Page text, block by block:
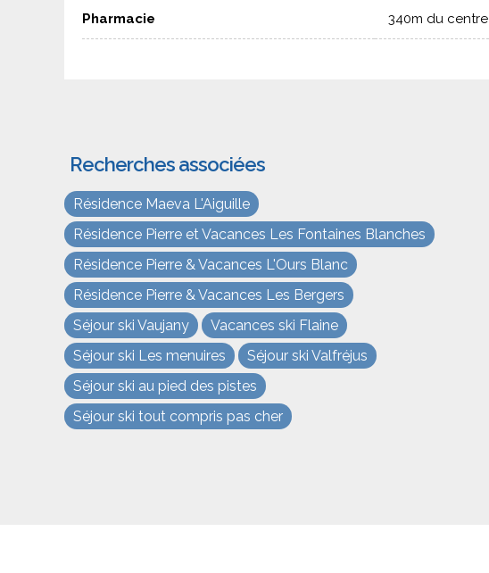
Pharmacie 340m du centre
Recherches associées
Résidence Maeva L'Aiguille
Résidence Pierre et Vacances Les Fontaines Blanches
Résidence Pierre & Vacances L'Ours Blanc
Résidence Pierre & Vacances Les Bergers
Séjour ski Vaujany
Vacances ski Flaine
Séjour ski Les menuires
Séjour ski Valfréjus
Séjour ski au pied des pistes
Séjour ski tout compris pas cher
des
événements
Promotions première
minute au ski
Les Arcs, la station